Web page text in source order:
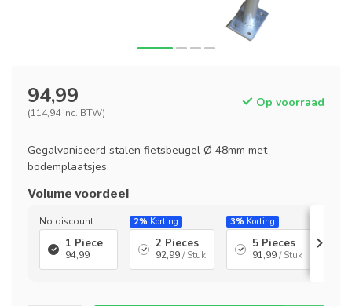
94,99
(114,94 inc. BTW)
Op voorraad
Gegalvaniseerd stalen fietsbeugel Ø 48mm met
bodemplaatsjes.
Volume voordeel
No discount
1 Piece
94,99
2% Korting
2 Pieces
92,99/ Stuk
3% Korting
5 Pieces
91,99/ Stuk